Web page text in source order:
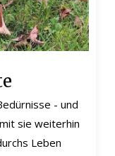
- und
sie weiterhin
Leben